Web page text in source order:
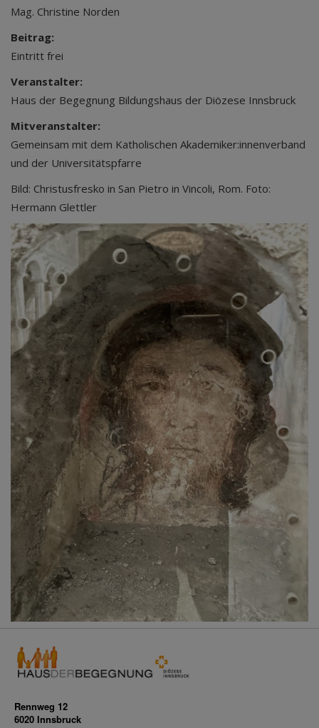
Mag. Christine Norden
Beitrag:
Eintritt frei
Veranstalter:
Haus der Begegnung Bildungshaus der Diözese Innsbruck
Mitveranstalter:
Gemeinsam mit dem Katholischen Akademiker:innenverband
und der Universitätspfarre
Bild: Christusfresko in San Pietro in Vincoli, Rom. Foto:
Hermann Glettler
Rennweg 12
6020 Innsbruck